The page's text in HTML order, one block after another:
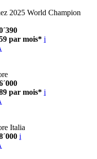
2025 World Champion
par mois* i
par mois* i
Italia
i